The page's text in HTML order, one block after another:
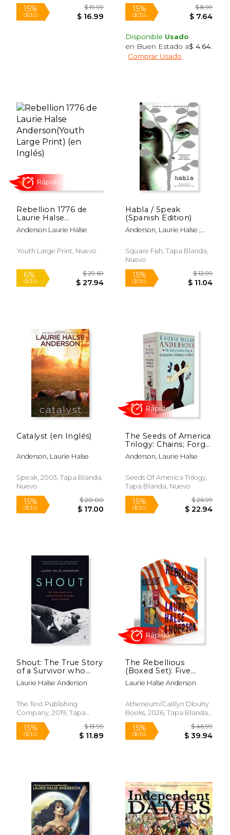
dcto.
15%
dcto.
15%
Tapa Blanda, Nuevo
15%
Disponible Usado
en Buen Estado a$ 4.64
Comprar Usado
Rebellion 1776 de
Laurie Halse
Anderson(Youth
Large Print) (en
Anderson Laurie Halse
Youth Large Print, Nuevo
6%
dcto. $ 27.94
Rápido
Habla / Speak
(Spanish Edition)
Anderson, Laurie Halse ;
Square Fish, Tapa Blanda,
Nuevo
15%
dcto. $
Catalyst (en Inglés)
Anderson, Laurie Halse
Speak, 2003, Tapa Blanda,
Nuevo
The Seeds of America
Trilogy: Chains; Forge;
Ashes
Anderson, Laurie Halse
Seeds Of America Trilogy,
Tapa Blanda, Nuevo
Shout: The True Story
of a Survivor who
Refused to be
Silenced (en Inglés)
Laurie Halse Anderson
The Text Publishing
Company, 2019, Tapa
Blanda, Nuevo
The Rebellious
(Boxed Set): Five
Stories of
Independence
Revolution (Chains;
Forge; Ashes;
1793) (en Inglés)
Laurie Halse Anderson
Atheneum/Caitlyn Dlouhy
Books, 2026, Tapa Blanda,
Nuevo